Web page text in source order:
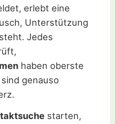
erlebt eine
Unterstützung
Jedes
haben oberste
genauso
starten,